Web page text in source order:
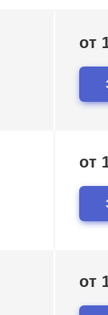
от
от
от